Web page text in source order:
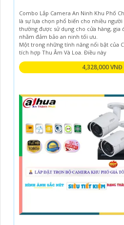
Combo Lắp Camera An Ninh Khu Phố
là sự lựa chọn phổ biến cho nhiều
thường được sử dụng cho cửa hàng, gia
nhằm đảm bảo an ninh tối ưu.
Một trong những tính năng nổi bật của
tích hợp Thu Âm Và Loa. Điều này
4,328,000 VNĐ